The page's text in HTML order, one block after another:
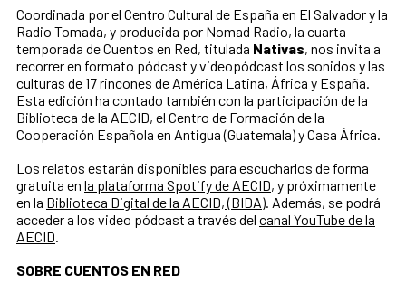
Coordinada por el Centro Cultural de España en El Salvador y la
Radio Tomada, y producida por Nomad Radio, la cuarta
temporada de Cuentos en Red, titulada Nativas, nos invita a
recorrer en formato pódcast y videopódcast los sonidos y las
culturas de 17 rincones de América Latina, África y España.
Esta edición ha contado también con la participación de la
Biblioteca de la AECID, el Centro de Formación de la
Cooperación Española en Antigua (Guatemala) y Casa África.
Los relatos estarán disponibles para escucharlos de forma
gratuita en la plataforma Spotify de AECID, y próximamente
en la Biblioteca Digital de la AECID, (BIDA) . Además, se podrá
acceder a los video pódcast a través del canal YouTube de la
AECID
SOBRE CUENTOS EN RED